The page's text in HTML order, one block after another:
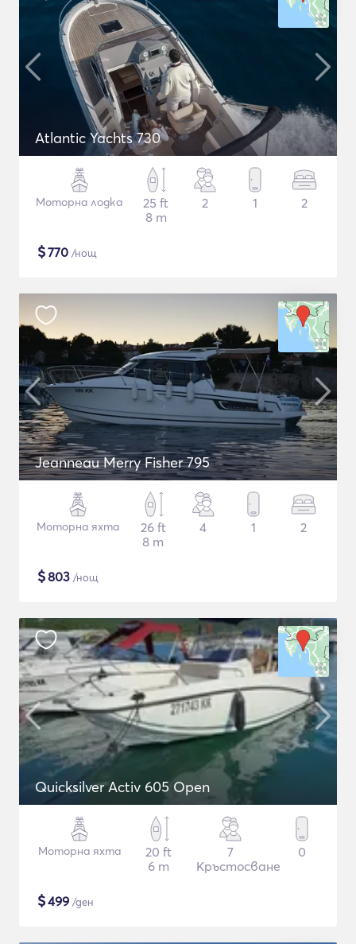
Atlantic Yachts 730
Моторна лодка
25 ft
8 m
2 1 2
$770 /нощ
Jeanneau Merry Fisher 795
Моторна яхта
26 ft
8 m
4 1 2
$803 /нощ
Quicksilver Activ 605 Open
Моторна яхта
20 ft
6 m
7
Кръстосване
0
$499 /ден